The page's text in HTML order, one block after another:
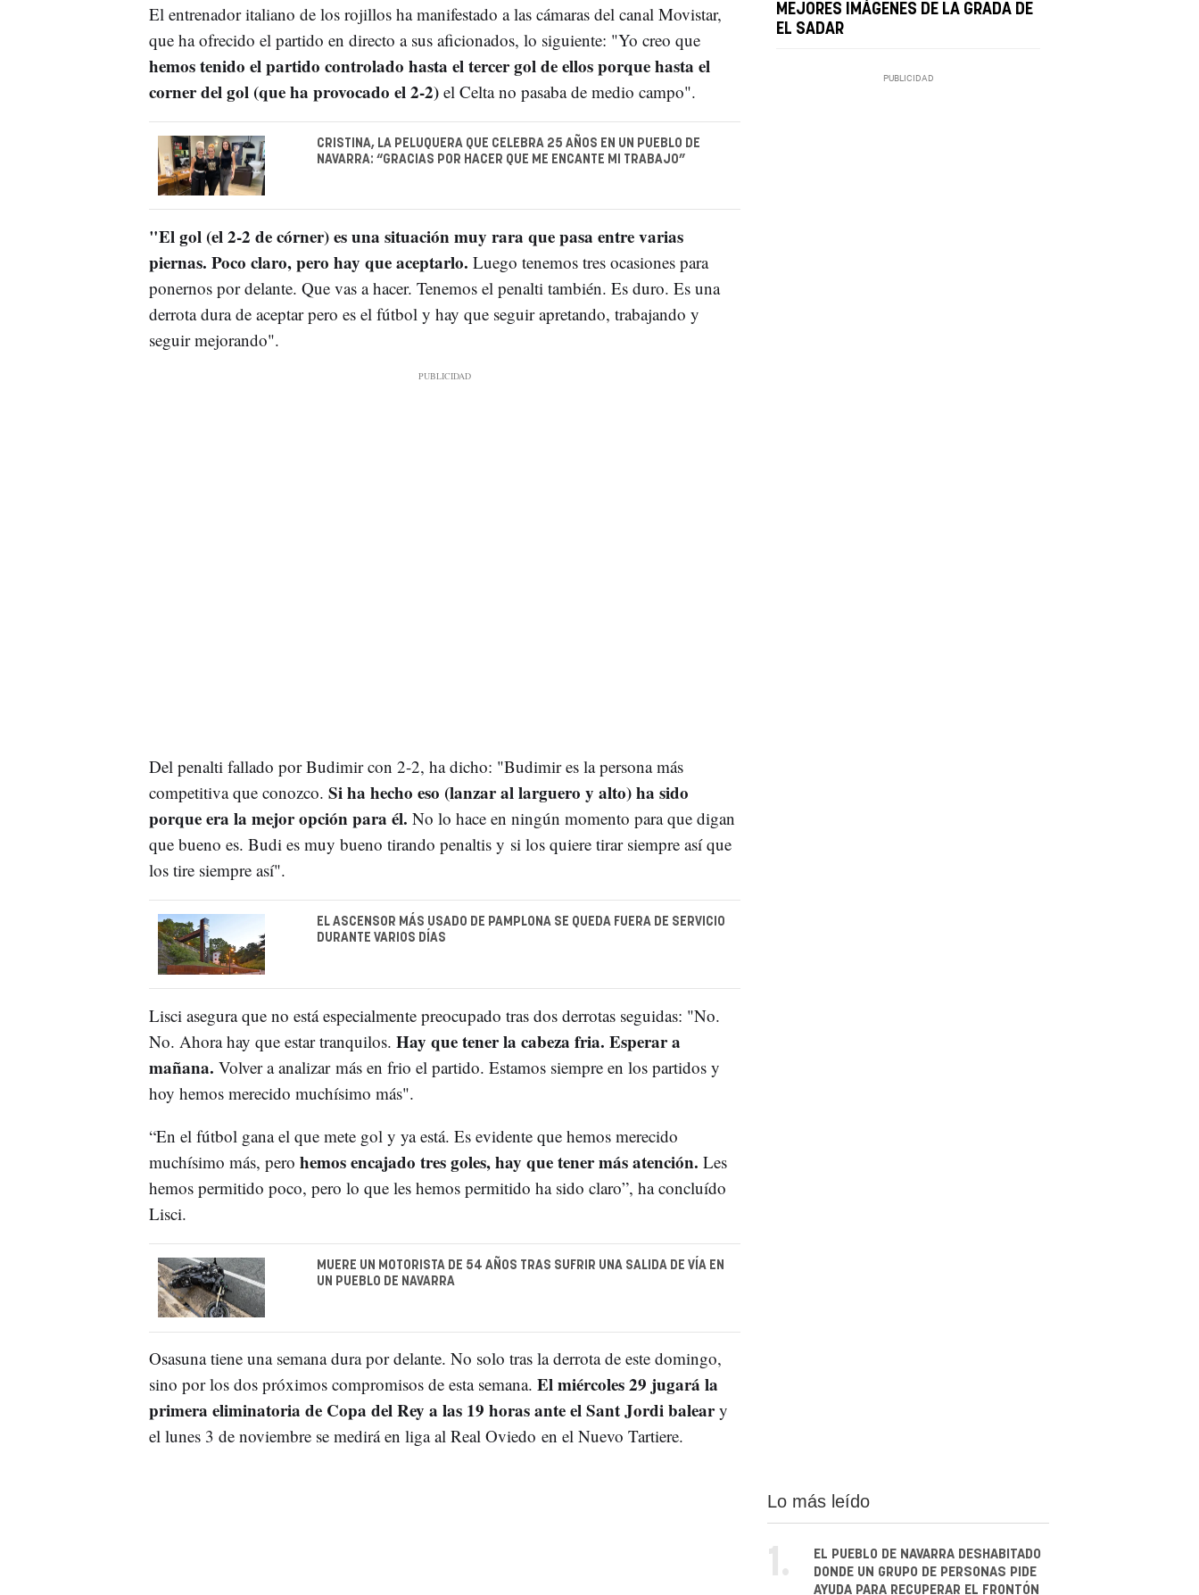
El entrenador italiano de los rojillos ha manifestado a las cámaras del canal Movistar,
que ha ofrecido el partido en directo a sus aficionados, lo siguiente: "Yo creo que
hemos tenido el partido controlado hasta el tercer gol de ellos porque hasta el
corner del gol (que ha provocado el 2-2) el Celta no pasaba de medio campo".
CRISTINA, LA PELUQUERA QUE CELEBRA 25 AÑOS EN UN PUEBLO DE
NAVARRA: “GRACIAS POR HACER QUE ME ENCANTE MI TRABAJO”
"El gol (el 2-2 de córner) es una situación muy rara que pasa entre varias
piernas. Poco claro, pero hay que aceptarlo. Luego tenemos tres ocasiones para
ponernos por delante. Que vas a hacer. Tenemos el penalti también. Es duro. Es una
derrota dura de aceptar pero es el fútbol y hay que seguir apretando, trabajando y
seguir mejorando".
Del penalti fallado por Budimir con 2-2, ha dicho: "Budimir es la persona más
competitiva que conozco. Si ha hecho eso (lanzar al larguero y alto) ha sido
porque era la mejor opción para él. No lo hace en ningún momento para que digan
que bueno es. Budi es muy bueno tirando penaltis y si los quiere tirar siempre así que
los tire siempre así".
EL ASCENSOR MÁS USADO DE PAMPLONA SE QUEDA FUERA DE SERVICIO
DURANTE VARIOS DÍAS
Lisci asegura que no está especialmente preocupado tras dos derrotas seguidas: "No.
No. Ahora hay que estar tranquilos. Hay que tener la cabeza fria. Esperar a
mañana. Volver a analizar más en frio el partido. Estamos siempre en los partidos y
hoy hemos merecido muchísimo más".
“En el fútbol gana el que mete gol y ya está. Es evidente que hemos merecido
muchísimo más, pero hemos encajado tres goles, hay que tener más atención. Les
hemos permitido poco, pero lo que les hemos permitido ha sido claro”, ha concluído
Lisci.
MUERE UN MOTORISTA DE 54 AÑOS TRAS SUFRIR UNA SALIDA DE VÍA EN
UN PUEBLO DE NAVARRA
Osasuna tiene una semana dura por delante. No solo tras la derrota de este domingo,
sino por los dos próximos compromisos de esta semana. El miércoles 29 jugará la
primera eliminatoria de Copa del Rey a las 19 horas ante el Sant Jordi baleary
el lunes 3 de noviembre se medirá en liga al Real Oviedo en el Nuevo Tartiere.
MEJORES IMÁGENES DE LA GRADA DE
EL SADAR
Lo más leído
1.
EL PUEBLO DE NAVARRA DESHABITADO
DONDE UN GRUPO DE PERSONAS PIDE
AYUDA PARA RECUPERAR EL FRONTÓN